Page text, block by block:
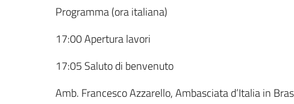
Programma (ora italiana)
17:00 Apertura lavori
17:05 Saluto di benvenuto
Amb. Francesco Azzarello, Ambasciata d’Italia in